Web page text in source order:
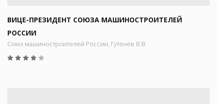
ВИЦЕ-ПРЕЗИДЕНТ СОЮЗА МАШИНОСТРОИТЕЛЕЙ
РОССИИ
Союз машиностроителей России, Гутенев В.В.